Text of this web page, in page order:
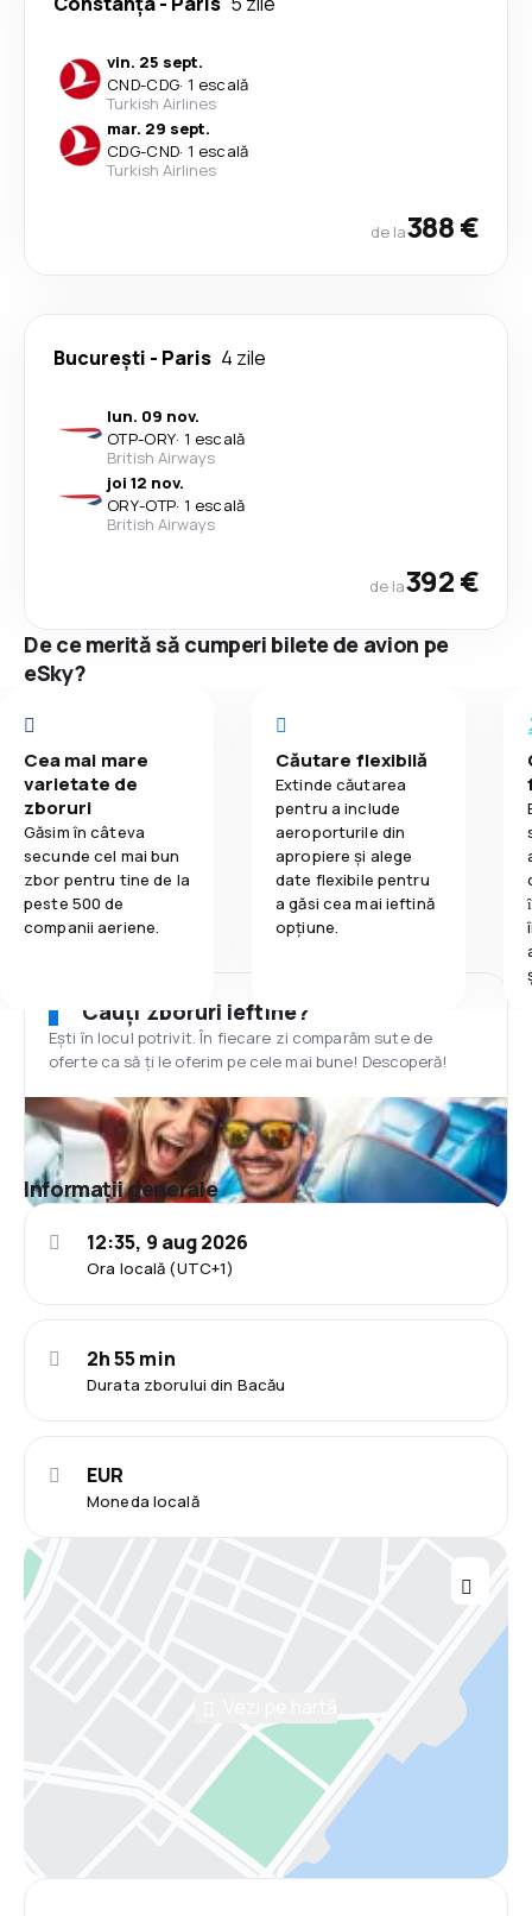
vin. 25 sept.
CND-CDG· 1 escală
Turkish Airlines
mar. 29 sept.
CDG-CND· 1 escală
Turkish Airlines
de la388 €
București - Paris 4 zile
lun. 09 nov.
OTP-ORY· 1 escală
British Airways
joi 12 nov.
ORY-OTP· 1 escală
British Airways
de la392 €
De ce merită să cumperi bilete de avion pe
eSky?
Cea mai mare
varietate de
zboruri
Găsim în câteva
secunde cel mai bun
zbor pentru tine de la
peste 500 de
companii aeriene.
Căutare flexibilă
Extinde căutarea
pentru a include
aeroporturile din
apropiere și alege
date flexibile pentru
a găsi cea mai ieftină
opțiune.
Cauți zboruri ieftine?
Ești în locul potrivit. În fiecare zi comparăm sute de
oferte ca să ți le oferim pe cele mai bune! Descoperă!
Informații generale
Ora locală (UTC+1)
12:35, 9 aug 2026
Durata zborului din Bacău
2h 55 min
Moneda locală
EUR